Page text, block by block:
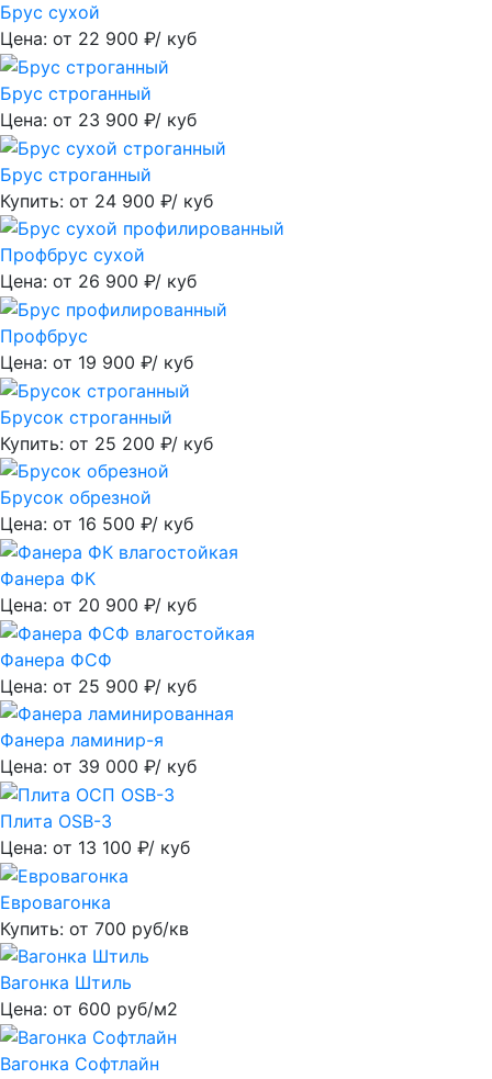
Брус сухой
Цена: от 22 900 ₽/ куб
Брус строганный
Цена: от 23 900 ₽/ куб
Брус строганный
Купить: от 24 900 ₽/ куб
Профбрус сухой
Цена: от 26 900 ₽/ куб
Профбрус
Цена: от 19 900 ₽/ куб
Брусок строганный
Купить: от 25 200 ₽/ куб
Брусок обрезной
Цена: от 16 500 ₽/ куб
Фанера ФК
Цена: от 20 900 ₽/ куб
Фанера ФСФ
Цена: от 25 900 ₽/ куб
Фанера ламинир-я
Цена: от 39 000 ₽/ куб
Плита OSB-3
Цена: от 13 100 ₽/ куб
Евровагонка
Купить: от 700 руб/кв
Вагонка Штиль
Цена: от 600 руб/м2
Вагонка Софтлайн